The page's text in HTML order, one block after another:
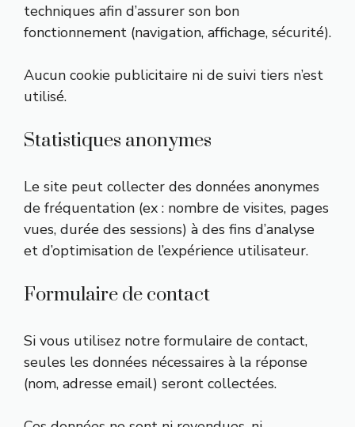
techniques afin d’assurer son bon
fonctionnement (navigation, affichage, sécurité).
Aucun cookie publicitaire ni de suivi tiers n’est
utilisé.
Statistiques anonymes
Le site peut collecter des données anonymes
de fréquentation (ex : nombre de visites, pages
vues, durée des sessions) à des fins d’analyse
et d’optimisation de l’expérience utilisateur.
Formulaire de contact
Si vous utilisez notre formulaire de contact,
seules les données nécessaires à la réponse
(nom, adresse email) seront collectées.